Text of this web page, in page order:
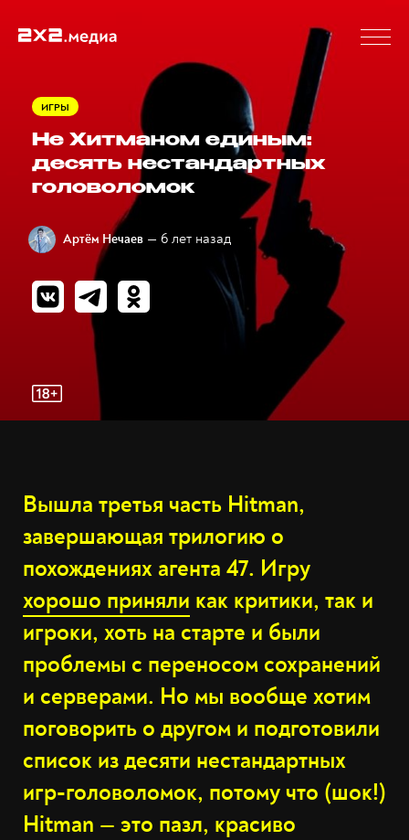
ИГРЫ
Не Хитманом единым:
десять нестандартных
головоломок
Артём Нечаев — 6 лет назад
Вышла третья часть Hitman,
завершающая трилогию о
похождениях агента 47. Игру
хорошо приняли как критики, так и
игроки, хоть на старте и были
проблемы с переносом сохранений
и серверами. Но мы вообще хотим
поговорить о другом и подготовили
список из десяти нестандартных
игр-головоломок, потому что (шок!)
Hitman — это пазл, красиво